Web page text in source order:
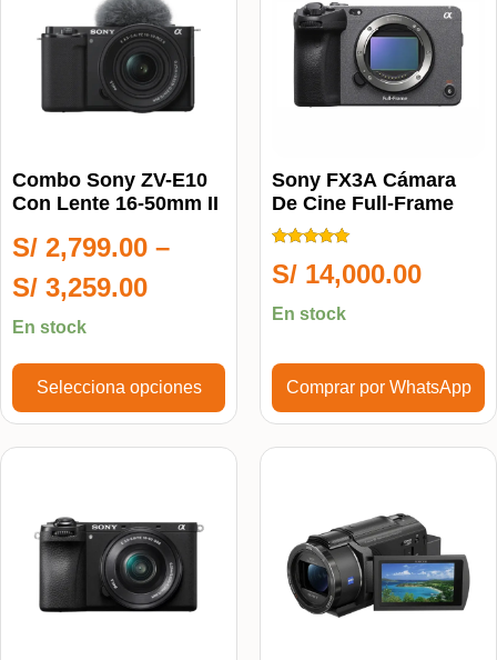
Combo Sony ZV-E10
Con Lente 16-50mm II
S/ 2,799.00 –
S/ 3,259.00
En stock
Selecciona opciones
Sony FX3A Cámara
De Cine Full-Frame
5.00
de 5
S/ 14,000.00
En stock
Comprar por WhatsApp